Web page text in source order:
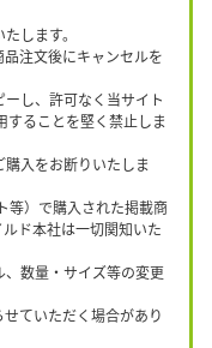
します。
注文後にキャンセルを
し、許可なく当サイト
することを堅く禁止しま
入をお断りいたしま
等）で購入された掲載商
ド本社は一切関知いた
数量・サイズ等の変更
ていただく場合があり